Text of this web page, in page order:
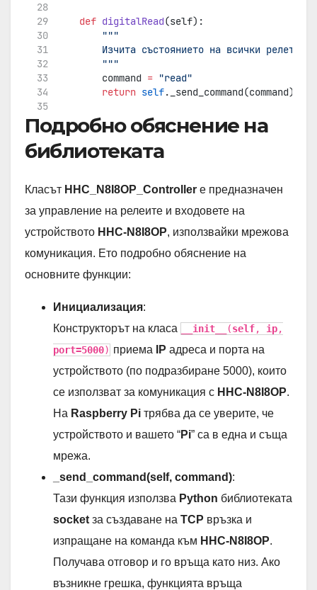
def digitalRead(self):
"""
        Изчита състоянието на всички релета.
        """
        command
= "read"
return self._send_command(command)
def readInput(self):
"""
Изчита състоянието на всички цифрови
return self._send_command(command)
readRelay
(self, relay_number):
"""
Чете състоянието на конкретно реле
        """
        response
            relay_states
else:
return "Невалиден отговор или
def readInputChannel(self, input_number):
"""
        """
        response
= self.readInput() # Четем
            input_states
return input_states[
return "Невалиден отговор или
Подробно обяснение на
библиотеката
Класът HHC_N8I8OP_Controller е предназначен
за управление на релеите и входовете на
устройството HHC-N8I8OP, използвайки мрежова
комуникация. Ето подробно обяснение на
основните функции:
Инициализация:
Конструкторът на класа
__init__ (self, ip,
port=5000) приема IP адреса и порта на
устройството (по подразбиране 5000), които
се използват за комуникация с HHC-N8I8OP.
На Raspberry Pi трябва да се уверите, че
устройството и вашето “Pi” са в една и съща
мрежа.
_send_command(self, command):
Тази функция използва Python библиотеката
socket за създаване на TCP връзка и
изпращане на команда към HHC-N8I8OP.
Получава отговор и го връща като низ. Ако
възникне грешка, функцията връща